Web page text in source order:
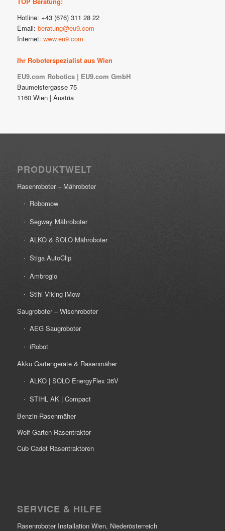
Hotline: +43 (676) 311 28 22
Email: beratung@eu9.com
Internet: www.eu9.com
Ihr Roboterspezialist aus Wien
EU9.com Robotics | EU9.com GmbH
Baumeistergasse 75
1160 Wien | Austria
PRODUKTWELT
Rasenroboter – Mähroboter
Robomow
Segway Mähroboter
ALKO & SOLO Mähroboter
Stiga AutoClip
Ambrogio
Stihl Viking iMow
Saugroboter – Wischroboter
AEG Saugroboter
iRobot
Akku Gartengeräte & Rasenmäher
ALKO | SOLO EnergyFlex 36V
STIHL AK | Compact
Benzin-Rasenmäher
Wolf-Garten Rasentraktor
Cub Cadet Rasentraktoren
SERVICE & HILFE
Rasenroboter Installation Wien, Niederösterreich